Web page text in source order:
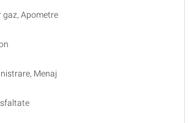
gaz, Apometre
Menaj